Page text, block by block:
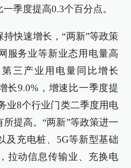
季度提高0.3个百分点。
快速增长，“两新”等政策
服务业等新业态用电量高
三产业用电量同比增长
长9.0%，增速比一季度提
业8个行业门类二季度用电
提高。“两新”等政策进一
及充电桩、5G等新型基础
拉动信息传输业、充换电